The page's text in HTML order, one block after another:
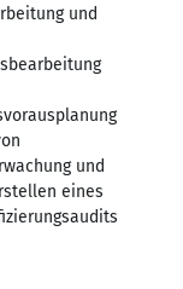
und
und
eines